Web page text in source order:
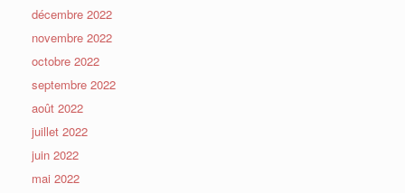
décembre 2022
novembre 2022
octobre 2022
septembre 2022
août 2022
juillet 2022
juin 2022
mai 2022